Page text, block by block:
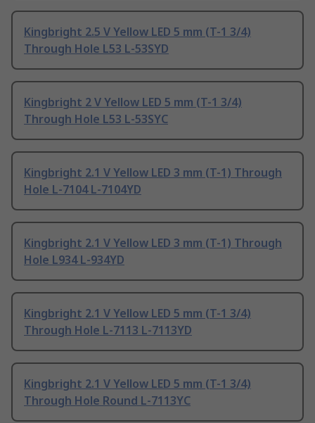
Kingbright 2.5 V Yellow LED 5 mm (T-1 3/4)
Through Hole L53 L-53SYD
Kingbright 2 V Yellow LED 5 mm (T-1 3/4)
Through Hole L53 L-53SYC
Kingbright 2.1 V Yellow LED 3 mm (T-1) Through
Hole L-7104 L-7104YD
Kingbright 2.1 V Yellow LED 3 mm (T-1) Through
Hole L934 L-934YD
Kingbright 2.1 V Yellow LED 5 mm (T-1 3/4)
Through Hole L-7113 L-7113YD
Kingbright 2.1 V Yellow LED 5 mm (T-1 3/4)
Through Hole Round L-7113YC